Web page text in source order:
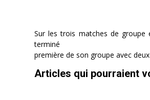
Sur les trois matches de groupe
terminé
première de son groupe avec
Articles qui pourraient